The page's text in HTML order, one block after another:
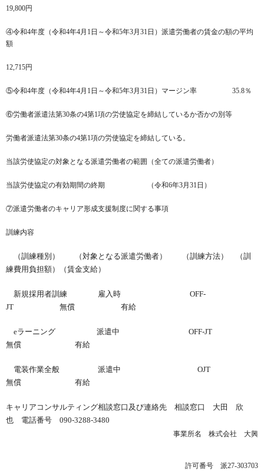
19,800円
④令和4年度（令和4年4月1日～令和5年3月31日）派遣労働者の賃金の額の平均
額
12,715円
⑤令和4年度（令和4年4月1日～令和5年3月31日）マージン率 35.8％
⑥労働者派遣法第30条の4第1項の労使協定を締結しているか否かの別等
労働者派遣法第30条の4第1項の労使協定を締結している。
当該労使協定の対象となる派遣労働者の範囲（全ての派遣労働者）
当該労使協定の有効期間の終期 （令和6年3月31日）
⑦派遣労働者のキャリア形成支援制度に関する事項
訓練内容
（訓練種別） （対象となる派遣労働者） （訓練方法） （訓
練費用負担額）（賃金支給）
新規採用者訓練 雇入時 OFF-
JT 無償 有給
eラーニング
派遣中 OFF-JT
無償 有給
電装作業全般 派遣中 OJT
無償 有給
キャリアコンサルティング相談窓口及び連絡先 相談窓口 大田 欣
也 電話番号 090-3288-3480
事業所名 株式会社 大興
許可番号 派27-303703